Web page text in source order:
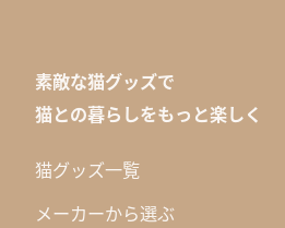
素敵な猫グッズで
猫との暮らしをもっと楽しく
猫グッズ一覧
メーカーから選ぶ